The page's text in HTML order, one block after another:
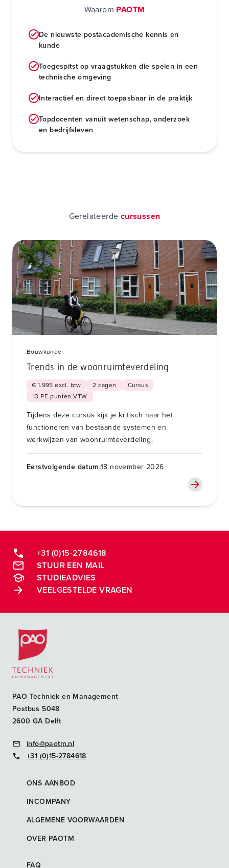
Waarom PAOTM
De nieuwste postacademische kennis en
kunde
Toegespitst op vraagstukken die spelen in een
technische omgeving
Interactief en direct toepasbaar in de praktijk
Topdocenten vanuit wetenschap, onderzoek
en bedrijfsleven
Gerelateerde cursussen
Bouwkunde
Trends in de woonruimteverdeling
€ 1.995 excl. btw 2 dagen
Cursus
13 PE-punten VTW
Tijdens deze cursus kijk je kritisch naar het
functioneren van bestaande systemen en
werkwijzen van woonruimteverdeling.
Eerstvolgende datum:18 november 2026
+31 (0)15-2784618
STUUR EEN MAIL
STUDIEADVIES
VEELGESTELDE VRAGEN
Postacademische cursussen, leergangen en opleidingen
PAO Techniek en Management
Postbus 5048
2600 GA Delft
info@paotm.nl
+31 (0)15-2784618
ONS AANBOD
INCOMPANY
ALGEMENE VOORWAARDEN
OVER PAOTM
FAQ